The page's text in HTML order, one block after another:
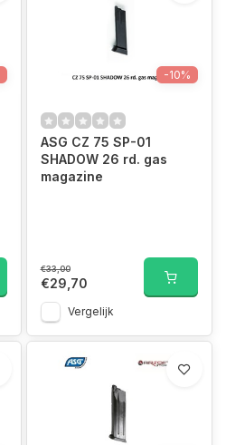
-10%
ASG CZ 75 SP-01
SHADOW 26 rd. gas
magazine
€33,00
€29,70
Vergelijk